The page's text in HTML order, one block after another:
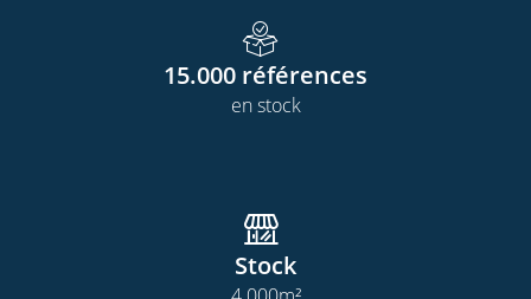
15.000 références
en stock
Stock